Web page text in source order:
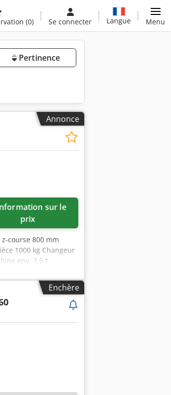
(0) Se connecter Langue Menu
Pertinence
Annonce
prix
course 800 mm
1000 kg Changeur
env. 7,5 t
du fabricant ou de
réservée ; seules
machines en stock
pour votre atelier
Dcedpoyqu U Njfx Ag
possibles sur
Enchère